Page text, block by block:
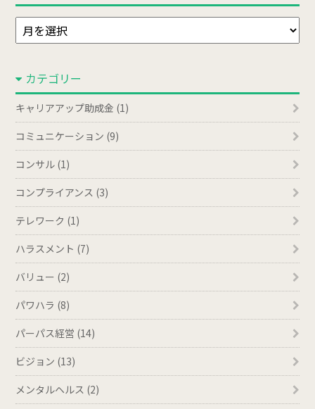
ア
ー
イ
ブ
カテゴリー
キャリアアップ助成金 (1)
コミュニケーション (9)
コンサル (1)
コンプライアンス (3)
テレワーク (1)
ハラスメント (7)
バリュー (2)
パワハラ (8)
パーパス経営 (14)
ビジョン (13)
メンタルヘルス (2)